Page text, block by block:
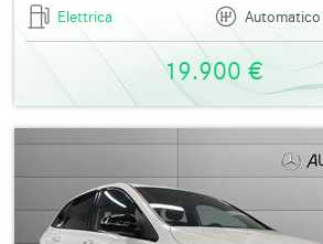
Elettrica
Automatico
19.900 €